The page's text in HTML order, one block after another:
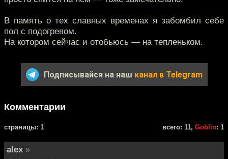
В память о тех славных временах я забомбил себе
пол с подогревом.
На котором сейчас и отобьюсь — на тепленьком.
Подписывайся на наш канал в Telegram
Комментарии
cтраницы: 1 всего: 11, Goblin: 1
alex »